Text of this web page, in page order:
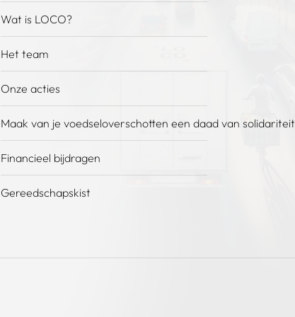
Wat is LOCO?
Het team
Onze acties
Maak van je voedseloverschotten een daad van solidariteit
Financieel bijdragen
Gereedschapskist